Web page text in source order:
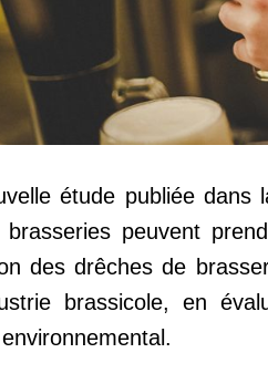
étude publiée dans
peuvent
des drêches de
brassicole, en
environnemental.